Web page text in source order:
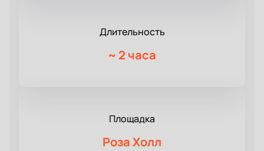
Длительность
~ 2 часа
Площадка
Роза Холл